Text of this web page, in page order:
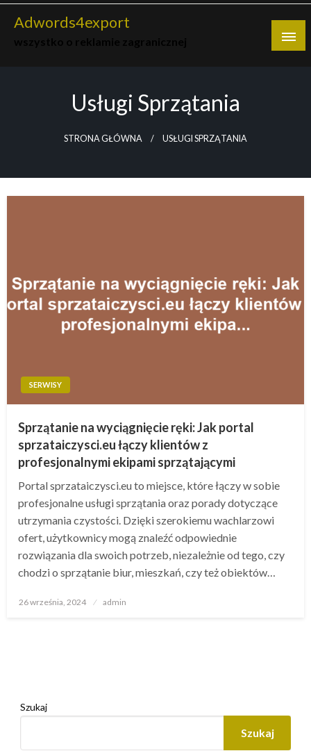
Skip
Adwords4export
Usługi Sprzątania
STRONA GŁÓWNA USŁUGI SPRZĄTANIA
SERWISY
Sprzątanie na wyciągnięcie ręki: Jak portal
sprzataiczysci.eu łączy klientów z
profesjonalnymi ekipami sprzątającymi
Portal sprzataiczysci.eu to miejsce, które łączy w sobie
profesjonalne usługi sprzątania oraz porady dotyczące
utrzymania czystości. Dzięki szerokiemu wachlarzowi
ofert, użytkownicy mogą znaleźć odpowiednie
rozwiązania dla swoich potrzeb, niezależnie od tego, czy
chodzi o sprzątanie biur, mieszkań, czy też obiektów…
Opublikowane
26 września, 2024 admin
Szukaj
Szukaj